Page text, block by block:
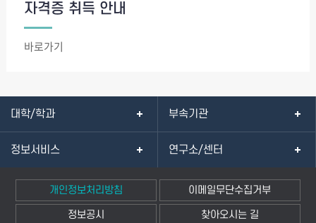
자격증 취득 안내
바로가기
대학/학과 부속기관
정보서비스 연구소/센터
개인정보처리방침 이메일무단수집거부
정보공시 찾아오시는 길